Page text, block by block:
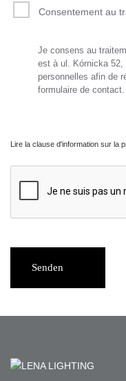
Consentement au
Je consens au
est à ul. Kórnicka 52,
personnelles afin de
formulaire de contact.
Lire la clause d'information sur la
Senden